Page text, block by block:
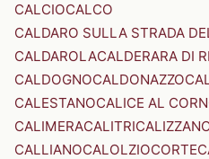
CALCIOCALCO
CALDARO SULLA STRADA
CALDAROLACALDERARA DI
CALDOGNOCALDONAZZO
CALESTANOCALICE AL
CALIMERACALITRI
CALLIANOCALOLZIOCORTE